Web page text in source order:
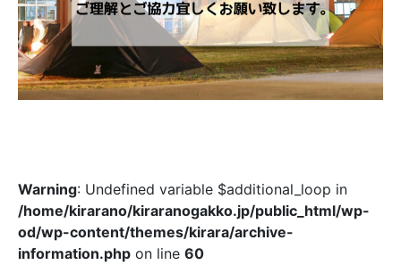
Warning: Undefined variable $additional_loop in
/home/kirarano/kiraranogakko.jp/public_html/wp-
od/wp-content/themes/kirara/archive-
information.php on line 60